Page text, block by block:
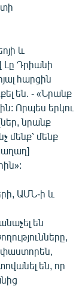
և
Դրիանի
հարցին
են. - «Նրանք
Որպես երկու
նրանք
մենք՝ մենք
ԱՄՆ-ի և
են
են, որ